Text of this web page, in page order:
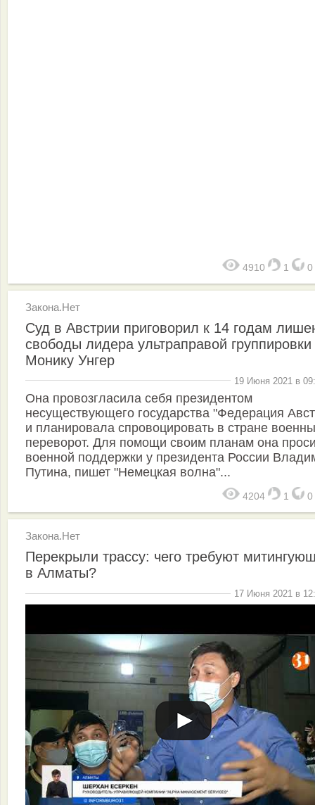
4910 1 0
Закона.Нет
Суд в Австрии приговорил к 14 годам
свободы лидера ультраправой группировки
Монику Унгер
19 Июня 2021 в
Она провозгласила себя президентом
несуществующего государства "Федерация
и планировала спровоцировать в стране
переворот. Для помощи своим планам она
военной поддержки у президента России
Путина, пишет "Немецкая волна"...
4204 1 0
Закона.Нет
Перекрыли трассу: чего требуют
в Алматы?
17 Июня 2021 в